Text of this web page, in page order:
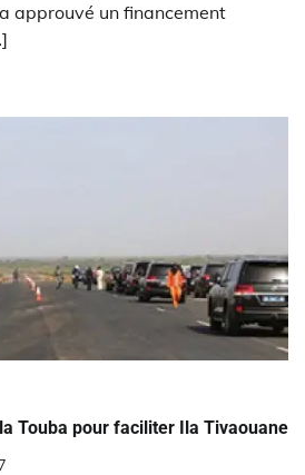
approuvé un financement
Touba pour faciliter Ila Tivaouane